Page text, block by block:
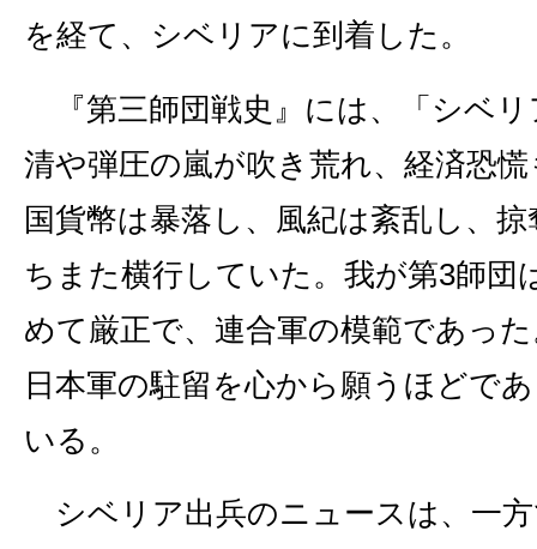
を経て、シベリアに到着した。
『第三師団戦史』には、「シベリ
清や弾圧の嵐が吹き荒れ、経済恐
国貨幣は暴落し、風紀は紊乱し、
ちまた横行していた。我が第3師団
めて厳正で、連合軍の模範であっ
日本軍の駐留を心から願うほどで
いる。
シベリア出兵のニュースは、一